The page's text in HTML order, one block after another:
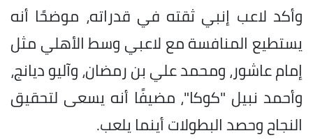
وأكد لاعب إنبي ثقته في قدراته، موضحًا أنه
يستطيع المنافسة مع لاعبي وسط الأهلي مثل
إمام عاشور، ومحمد علي بن رمضان، وآليو ديانج،
وأحمد نبيل "كوكا"، مضيفًا أنه يسعى لتحقيق
النجاح وحصد البطولات أينما يلعب.